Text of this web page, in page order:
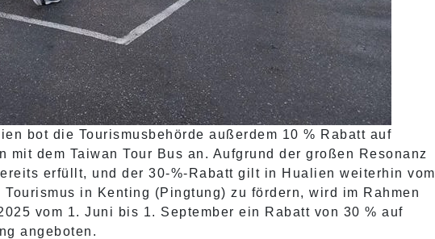
bot die Tourismusbehörde außerdem 10 % Rabatt auf
dem Taiwan Tour Bus an. Aufgrund der großen Resonanz
erfüllt, und der 30-%-Rabatt gilt in Hualien weiterhin vom
in Kenting (Pingtung) zu fördern, wird im Rahmen
vom 1. Juni bis 1. September ein Rabatt von 30 % auf
angeboten.